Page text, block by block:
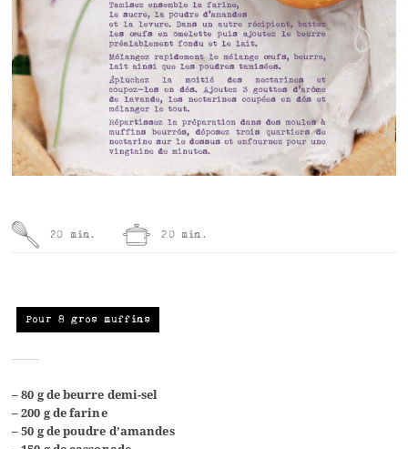
20 min. 20 min.
Pour 8 gros muffins
– 80 g de beurre demi-sel
– 200 g de farine
– 50 g de poudre d’amandes